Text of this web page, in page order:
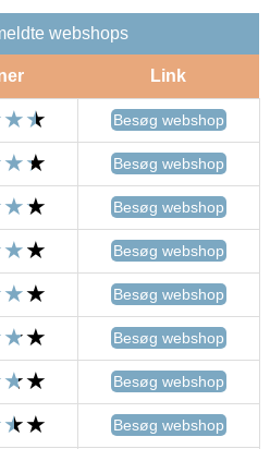
webshops
Link
Besøg webshop
Besøg webshop
Besøg webshop
Besøg webshop
Besøg webshop
Besøg webshop
Besøg webshop
Besøg webshop